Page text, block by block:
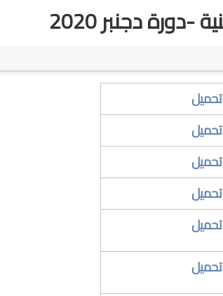
دورة دجنبر 2020
تحميل
​تحميل
​تحميل
تحميل
تحميل
​تحميل